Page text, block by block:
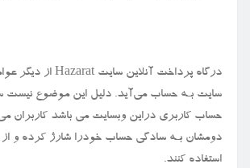
درگاه پرداخت آنلاین سایت Hazarat از دیگر
سایت بـه حساب می‌آید. دلیل این موضوع نیست
حساب کاربری دراین وبسایت می باشد کاربران
دومشان بـه سادگی حساب خودرا شارژ کرده و از
استفاده کنند.